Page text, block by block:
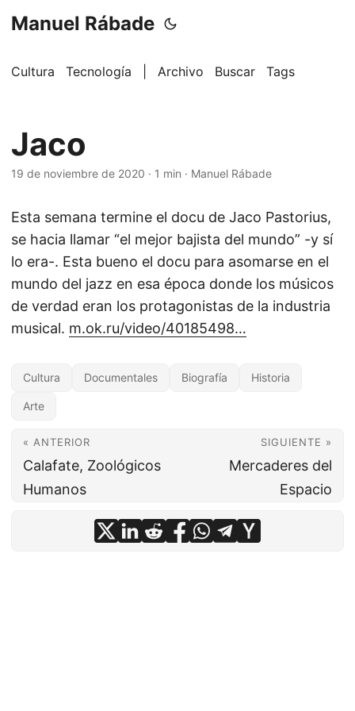
Manuel Rábade
Cultura Tecnología Archivo Buscar Tags
Jaco
19 de noviembre de 2020 · 1 min · Manuel Rábade
Esta semana termine el docu de Jaco Pastorius,
se hacia llamar “el mejor bajista del mundo” -y sí
lo era-. Esta bueno el docu para asomarse en el
mundo del jazz en esa época donde los músicos
de verdad eran los protagonistas de la industria
musical. m.ok.ru/video/40185498…
Cultura Documentales Biografía Historia
Arte
« ANTERIOR
Calafate, Zoológicos
Humanos
SIGUIENTE »
Mercaderes del
Espacio